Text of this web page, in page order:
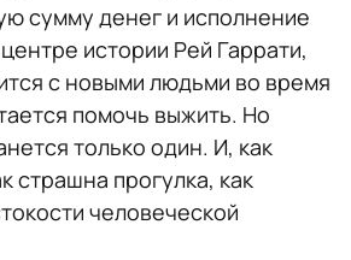
сумму денег и исполнение
истории Рей Гаррати,
с новыми людьми во время
помочь выжить. Но
только один. И, как
страшна прогулка, как
человеческой